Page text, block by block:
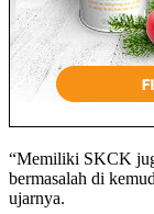
“Memiliki SKCK
bermasalah di
ujarnya.